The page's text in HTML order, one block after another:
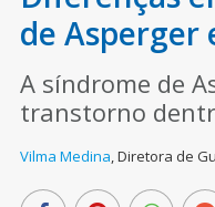
de Asperger
A síndrome de
transtorno
Vilma Medina,Diretora de